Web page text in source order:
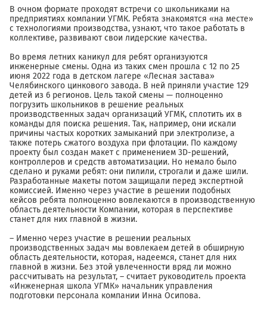
В очном формате проходят встречи со школьниками на
предприятиях компании УГМК. Ребята знакомятся «на месте»
с технологиями производства, узнают, что такое работать в
коллективе, развивают свои лидерские качества.
Во время летних каникул для ребят организуются
инженерные смены. Одна из таких смен прошла с 12 по 25
июня 2022 года в детском лагере «Лесная застава»
Челябинского цинкового завода. В ней приняли участие 129
детей из 6 регионов. Цель такой смены — полноценно
погрузить школьников в решение реальных
производственных задач организаций УГМК, сплотить их в
команды для поиска решения. Так, например, они искали
причины частых коротких замыканий при электролизе, а
также потерь сжатого воздуха при флотации. По каждому
проекту был создан макет с применением 3D-решений,
контроллеров и средств автоматизации. Но немало было
сделано и руками ребят: они пилили, строгали и даже шили.
Разработанные макеты потом защищали перед экспертной
комиссией. Именно через участие в решении подобных
кейсов ребята полноценно вовлекаются в производственную
область деятельности Компании, которая в перспективе
станет для них главной в жизни.
– Именно через участие в решении реальных
производственных задач мы вовлекаем детей в обширную
область деятельности, которая, надеемся, станет для них
главной в жизни. Без этой увлеченности вряд ли можно
рассчитывать на результат, – считает руководитель проекта
«Инженерная школа УГМК» начальник управления
подготовки персонала компании Инна Осипова.